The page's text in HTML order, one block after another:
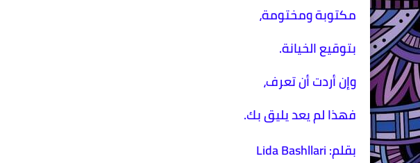
مكتوبة ومختومة،
بتوقيع الخيانة.
وإن أردت أن تعرف،
فهذا لم يعد يليق بك.
بقلم: Lida Bashllari